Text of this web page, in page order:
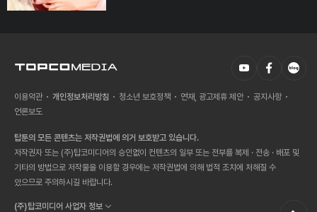
이용약관 개인정보처리방침 청소년 보호정책 연재, 광고제휴 제안
공지사항
언론보도
탑툰의 모든 콘텐츠는 저작권법에 의거 보호받고 있습니다.
저작권자 또는 (주)탑코미디어의 승인없이 컨텐츠의 일부 또는 전부를 복제 · 전송 · 배포 및
기타의 방법으로 저작물을 이용할 경우에는 저작권법에 의해 법적 조치에 처해질 수
있으므로 주의하시길 바랍니다.
(주)탑코미디어 사업자 정보